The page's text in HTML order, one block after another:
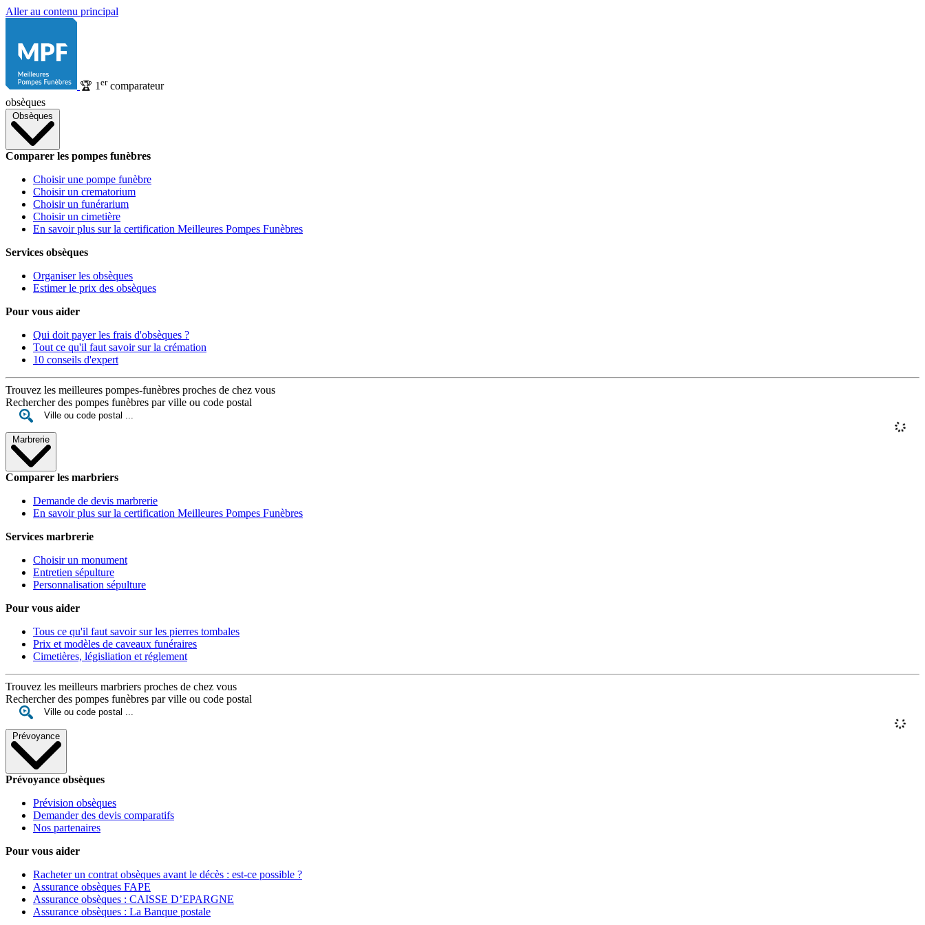
Aller au contenu principal
🏆 1 ercomparateur
obsèques
Obsèques
Comparer les pompes funèbres
Choisir une pompe funèbre
Choisir un crematorium
Choisir un funérarium
Choisir un cimetière
En savoir plus sur la certification Meilleures Pompes Funèbres
Services obsèques
Organiser les obsèques
Estimer le prix des obsèques
Pour vous aider
Qui doit payer les frais d'obsèques ?
Tout ce qu'il faut savoir sur la crémation
10 conseils d'expert
Trouvez les meilleures pompes-funèbres proches de chez vous
Rechercher des pompes funèbres par ville ou code postal
Marbrerie
Comparer les marbriers
Demande de devis marbrerie
En savoir plus sur la certification Meilleures Pompes Funèbres
Services marbrerie
Choisir un monument
Entretien sépulture
Personnalisation sépulture
Pour vous aider
Tous ce qu'il faut savoir sur les pierres tombales
Prix et modèles de caveaux funéraires
Cimetières, législiation et réglement
Trouvez les meilleurs marbriers proches de chez vous
Rechercher des pompes funèbres par ville ou code postal
Prévoyance
Prévoyance obsèques
Prévision obsèques
Demander des devis comparatifs
Nos partenaires
Pour vous aider
Racheter un contrat obsèques avant le décès : est-ce possible ?
Assurance obsèques FAPE
Assurance obsèques : CAISSE D’EPARGNE
Assurance obsèques : La Banque postale